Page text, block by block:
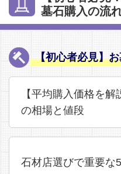
墓石購入の流
【初心者必見】
【平均購入価格を
の相場と値段
石材店選びで重要な